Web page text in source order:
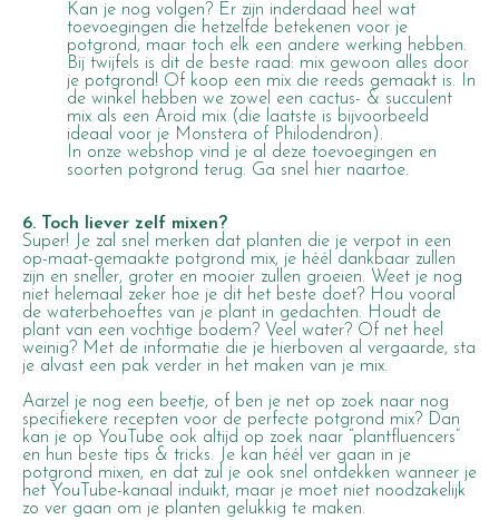
Kan je nog volgen? Er zijn inderdaad heel wat
toevoegingen die hetzelfde betekenen voor je
potgrond, maar toch elk een andere werking hebben.
Bij twijfels is dit de beste raad: mix gewoon alles door
je potgrond! Of koop een mix die reeds gemaakt is. In
de winkel hebben we zowel een cactus- & succulent
mix als een Aroid mix (die laatste is bijvoorbeeld
ideaal voor je Monstera of Philodendron).
In onze webshop vind je al deze toevoegingen en
soorten potgrond terug. Ga snel hier naartoe.
6. Toch liever zelf mixen?
Super! Je zal snel merken dat planten die je verpot in een
op-maat-gemaakte potgrond mix, je héél dankbaar zullen
zijn en sneller, groter en mooier zullen groeien. Weet je nog
niet helemaal zeker hoe je dit het beste doet? Hou vooral
de waterbehoeftes van je plant in gedachten. Houdt de
plant van een vochtige bodem? Veel water? Of net heel
weinig? Met de informatie die je hierboven al vergaarde, sta
je alvast een pak verder in het maken van je mix.
Aarzel je nog een beetje, of ben je net op zoek naar nog
specifiekere recepten voor de perfecte potgrond mix? Dan
kan je op YouTube ook altijd op zoek naar “plantfluencers”
en hun beste tips & tricks. Je kan héél ver gaan in je
potgrond mixen, en dat zul je ook snel ontdekken wanneer je
het YouTube-kanaal induikt, maar je moet niet noodzakelijk
zo ver gaan om je planten gelukkig te maken.